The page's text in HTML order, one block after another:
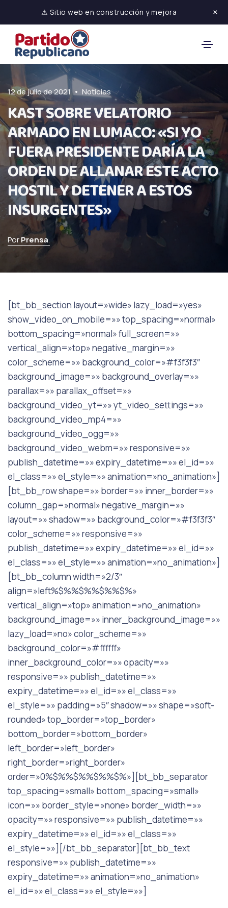
⚠ Sitio web en construcción y mejora ×
12 de julio de 2021 • Noticias
KAST SOBRE VELATORIO
ARMADO EN LUMACO: «SI YO
FUERA PRESIDENTE DARÍA LA
ORDEN DE ALLANAR ESTE ACTO
HOSTIL Y DETENER A ESTOS
INSURGENTES»
PorPrensa.
[bt_bb_section layout=»wide» lazy_load=»yes»
show_video_on_mobile=»» top_spacing=»normal»
bottom_spacing=»normal» full_screen=»»
vertical_align=»top» negative_margin=»»
color_scheme=»» background_color=»#f3f3f3″
background_image=»» background_overlay=»»
parallax=»» parallax_offset=»»
background_video_yt=»» yt_video_settings=»»
background_video_mp4=»»
background_video_ogg=»»
background_video_webm=»» responsive=»»
publish_datetime=»» expiry_datetime=»» el_id=»»
el_class=»» el_style=»» animation=»no_animation»]
[bt_bb_row shape=»» border=»» inner_border=»»
column_gap=»normal» negative_margin=»»
layout=»» shadow=»» background_color=»#f3f3f3″
color_scheme=»» responsive=»»
publish_datetime=»» expiry_datetime=»» el_id=»»
el_class=»» el_style=»» animation=»no_animation»]
[bt_bb_column width=»2/3″
align=»left%$%%$%%$%%$%»
vertical_align=»top» animation=»no_animation»
background_image=»» inner_background_image=»»
lazy_load=»no» color_scheme=»»
background_color=»#ffffff»
inner_background_color=»» opacity=»»
responsive=»» publish_datetime=»»
expiry_datetime=»» el_id=»» el_class=»»
el_style=»» padding=»5″ shadow=»» shape=»soft-
rounded» top_border=»top_border»
bottom_border=»bottom_border»
left_border=»left_border»
right_border=»right_border»
order=»0%$%%$%%$%%$%»][bt_bb_separator
top_spacing=»small» bottom_spacing=»small»
icon=»» border_style=»none» border_width=»»
opacity=»» responsive=»» publish_datetime=»»
expiry_datetime=»» el_id=»» el_class=»»
el_style=»»][/bt_bb_separator][bt_bb_text
responsive=»» publish_datetime=»»
expiry_datetime=»» animation=»no_animation»
el_id=»» el_class=»» el_style=»»]